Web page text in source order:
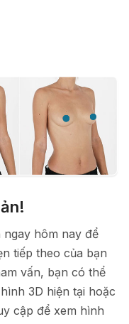
ngay hôm nay để
tiếp theo của bạn
vấn, bạn có thể
3D hiện tại hoặc
cập để xem hình